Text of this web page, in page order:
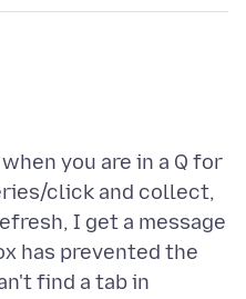
you are in a Q for
click and collect,
I get a message
has prevented the
find a tab in